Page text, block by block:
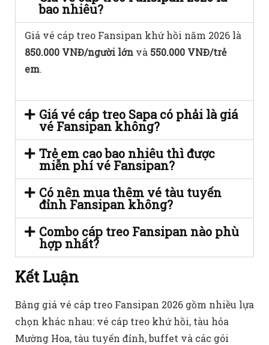
bao nhiêu?
Giá vé cáp treo Fansipan khứ hồi năm 2026 là
850.000 VNĐ/người lớn và 550.000 VNĐ/trẻ
em.
Giá vé cáp treo Sapa có phải là giá
vé Fansipan không?
Trẻ em cao bao nhiêu thì được
miễn phí vé Fansipan?
Có nên mua thêm vé tàu tuyến
đỉnh Fansipan không?
Combo cáp treo Fansipan nào phù
hợp nhất?
Kết Luận
Bảng giá vé cáp treo Fansipan 2026 gồm nhiều lựa
chọn khác nhau: vé cáp treo khứ hồi, tàu hỏa
Mường Hoa, tàu tuyến đỉnh, buffet và các gói